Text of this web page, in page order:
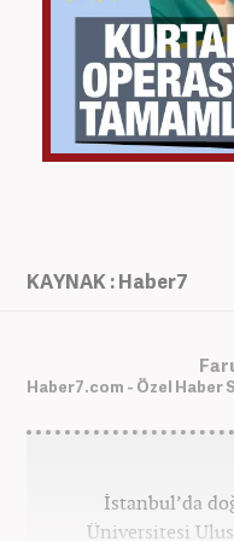
KAYNAK : Haber7
Haber7.com - Özel Haber
İstanbul’da
Üniversitesi